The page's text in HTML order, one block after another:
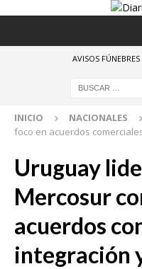
AVISOS FÚNEBRES
INICIO NACIONALES
foco en acuerdos
Uruguay
Mercosur
acuerdos
integración